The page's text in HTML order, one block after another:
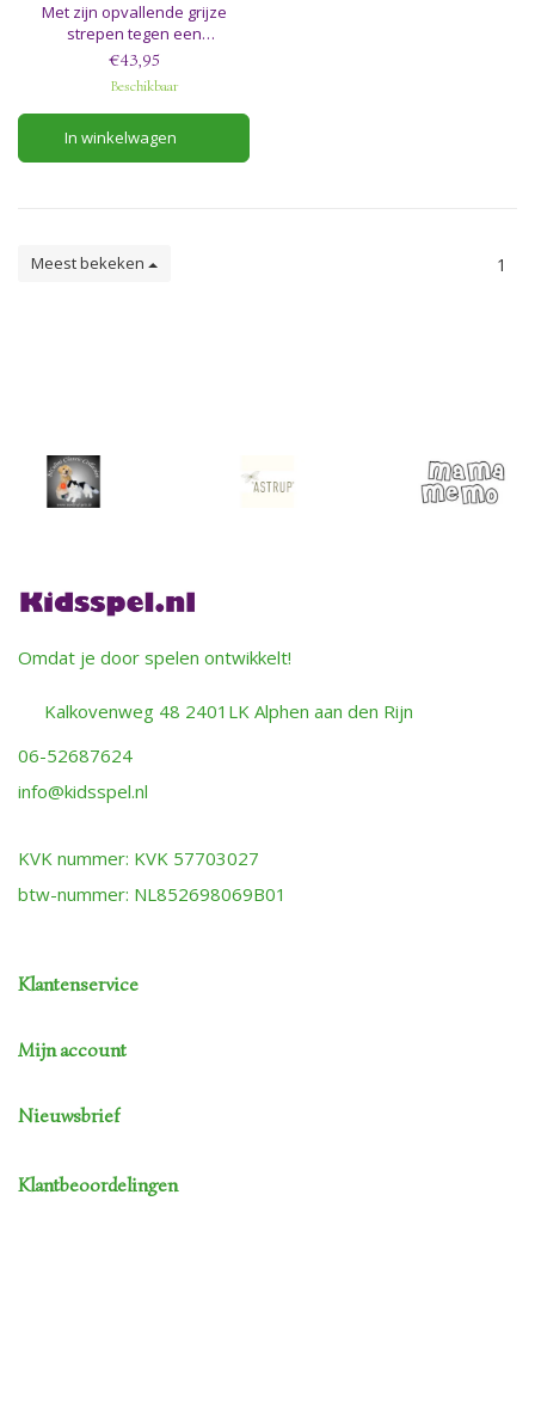
Met zijn opvallende grijze
strepen tegen een
fluweelzachte zwarte vacht en
levensechte, gedetailleerde
zwarte ogen is deze
verzwaarde kat ontworpen om
kinderen comfort en rust te
bieden.
€43,95
Beschikbaar
In winkelwagen
Meest bekeken 1
Omdat je door spelen ontwikkelt!
Kalkovenweg 48 2401LK Alphen aan den Rijn
06-52687624
info@kidsspel.nl
KVK nummer: KVK 57703027
btw-nummer: NL852698069B01
Klantenservice
Mijn account
Nieuwsbrief
Klantbeoordelingen